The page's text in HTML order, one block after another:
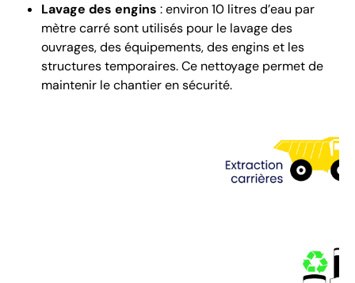
Lavage des engins : environ 10 litres d’eau par
mètre carré sont utilisés pour le lavage des
ouvrages, des équipements, des engins et les
structures temporaires. Ce nettoyage permet de
maintenir le chantier en sécurité.